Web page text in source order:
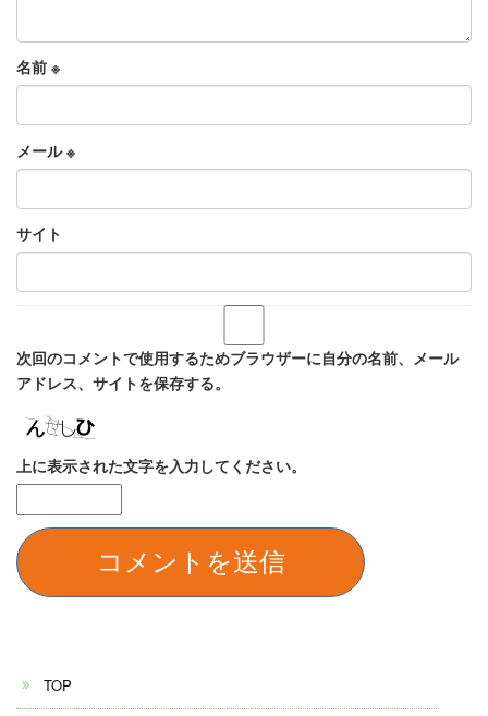
名前 ※
メール※
サイト
次回のコメントで使用するためブラウザーに自分の名前、メール
アドレス、サイトを保存する。
上に表示された文字を入力してください。
TOP